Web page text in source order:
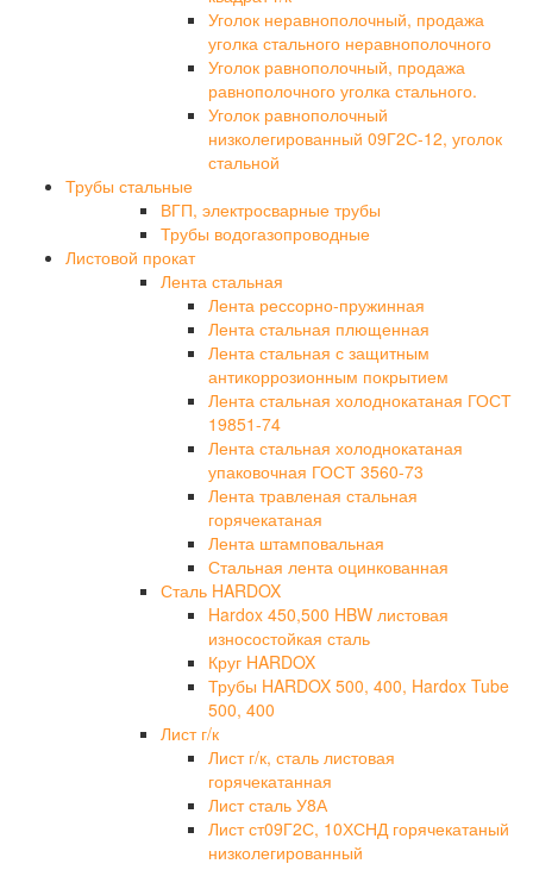
Уголок неравнополочный, продажа
уголка стального неравнополочного
Уголок равнополочный, продажа
равнополочного уголка стального.
Уголок равнополочный
низколегированный 09Г2С-12, уголок
стальной
Трубы стальные
ВГП, электросварные трубы
Трубы водогазопроводные
Листовой прокат
Лента стальная
Лента рессорно-пружинная
Лента стальная плющенная
Лента стальная с защитным
антикоррозионным покрытием
Лента стальная холоднокатаная ГОСТ
19851-74
Лента стальная холоднокатаная
упаковочная ГОСТ 3560-73
Лента травленая стальная
горячекатаная
Лента штамповальная
Стальная лента оцинкованная
Сталь HARDOX
Hardox 450,500 HBW листовая
износостойкая сталь
Круг HARDOX
Трубы HARDOX 500, 400, Hardox Tube
500, 400
Лист г/к
Лист г/к, сталь листовая
горячекатанная
Лист сталь У8А
Лист ст09Г2С, 10ХСНД горячекатаный
низколегированный